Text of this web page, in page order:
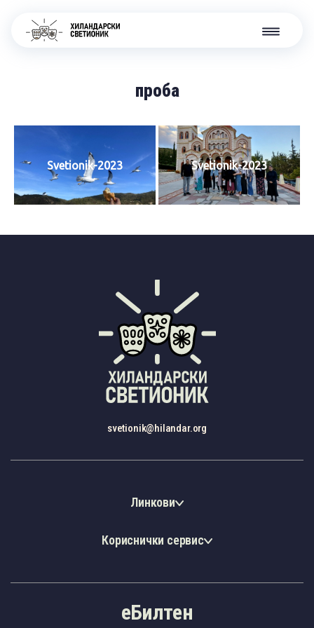
проба
Svetionik-2023 Svetionik-2023
svetionik@hilandar.org
Линкови
Кориснички сервис
еБилтен